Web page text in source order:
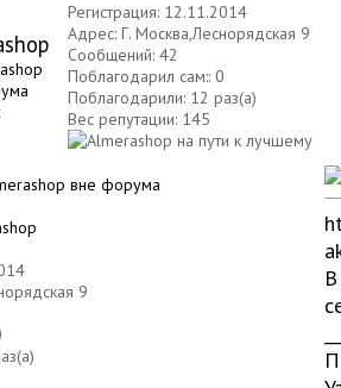
Регистрация: 12.11.2014
Адрес: Г. Москва,Леснорядская 9
Сообщений: 42
Поблагодарил сам:: 0
Поблагодарили: 12 раз(а)
Вес репутации: 145
9